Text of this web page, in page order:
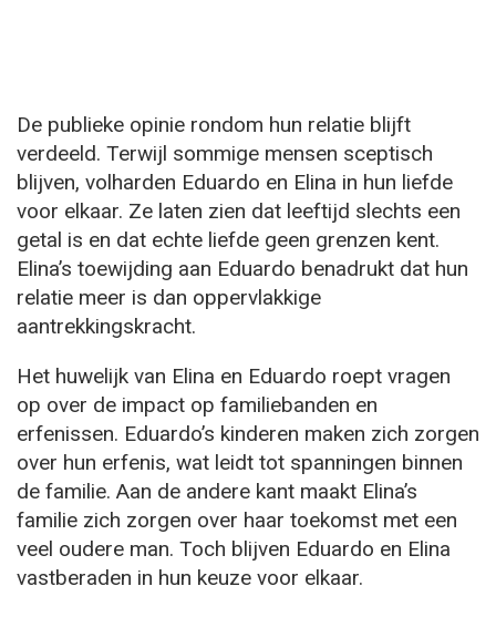
De publieke opinie rondom hun relatie blijft
verdeeld. Terwijl sommige mensen sceptisch
blijven, volharden Eduardo en Elina in hun liefde
voor elkaar. Ze laten zien dat leeftijd slechts een
getal is en dat echte liefde geen grenzen kent.
Elina’s toewijding aan Eduardo benadrukt dat hun
relatie meer is dan oppervlakkige
aantrekkingskracht.
Het huwelijk van Elina en Eduardo roept vragen
op over de impact op familiebanden en
erfenissen. Eduardo’s kinderen maken zich zorgen
over hun erfenis, wat leidt tot spanningen binnen
de familie. Aan de andere kant maakt Elina’s
familie zich zorgen over haar toekomst met een
veel oudere man. Toch blijven Eduardo en Elina
vastberaden in hun keuze voor elkaar.